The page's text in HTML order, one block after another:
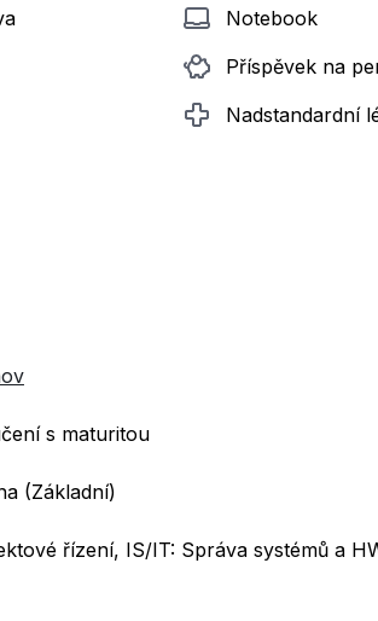
Notebook
Příspěvek na
Nadstandardní
s maturitou
(Základní)
řízení, IS/IT: Správa systémů a